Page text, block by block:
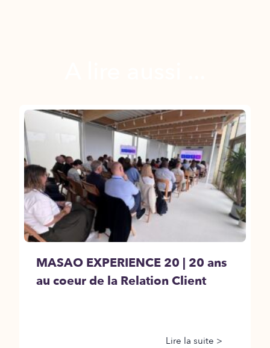
MASAO EXPERIENCE 20 | 20 ans
au coeur de la Relation Client
Lire la suite >